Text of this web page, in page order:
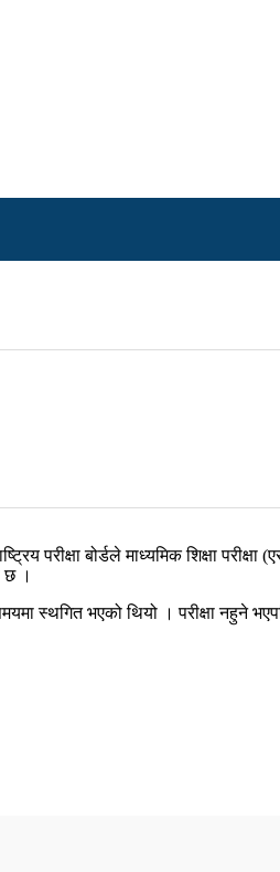
परीक्षा बोर्डले माध्यमिक शिक्षा
छ ।
स्थगित भएको थियो । परीक्षा नहुने